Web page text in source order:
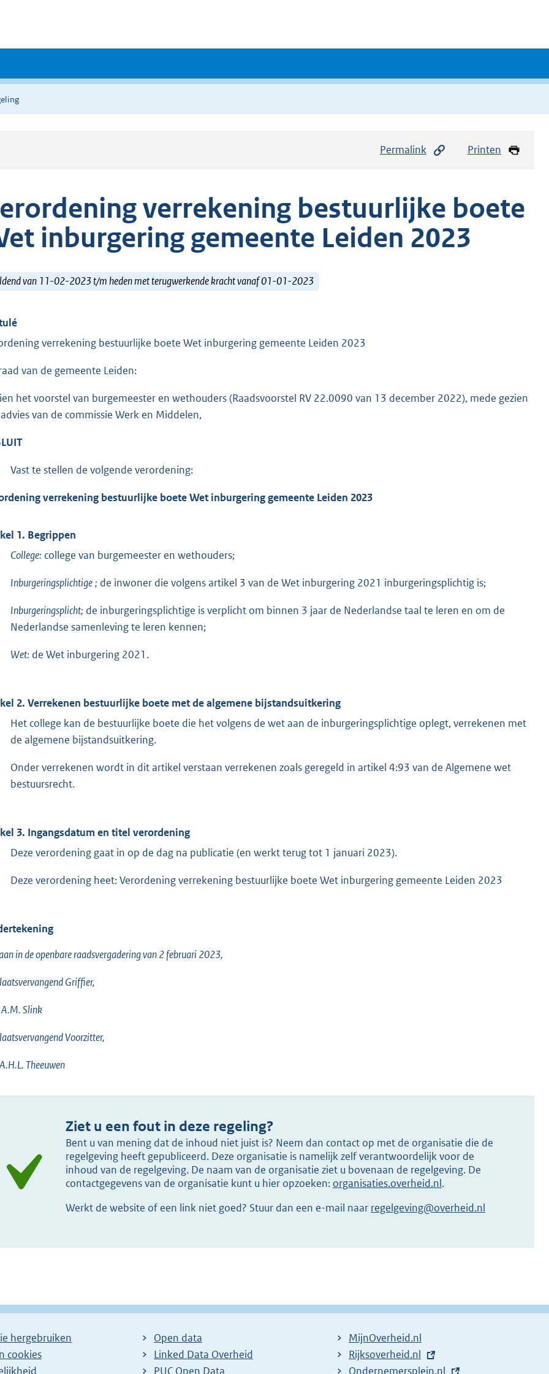
Permalink Printen
verrekening bestuurlijke boete
inburgering gemeente Leiden 2023
van 11-02-2023 t/m heden met terugwerkende kracht vanaf 01-01-2023
verrekening bestuurlijke boete Wet inburgering gemeente Leiden 2023
van de gemeente Leiden:
het voorstel van burgemeester en wethouders (Raadsvoorstel RV 22.0090 van 13 december 2022), mede gezien
van de commissie Werk en Middelen,
Vast te stellen de volgende verordening:
verrekening bestuurlijke boete Wet inburgering gemeente Leiden 2023
1. Begrippen
College: college van burgemeester en wethouders;
Inburgeringsplichtige; de inwoner die volgens artikel 3 van de Wet inburgering 2021 inburgeringsplichtig is;
Inburgeringsplicht; de inburgeringsplichtige is verplicht om binnen 3 jaar de Nederlandse taal te leren en om de
Nederlandse samenleving te leren kennen;
Wet: de Wet inburgering 2021.
2. Verrekenen bestuurlijke boete met de algemene bijstandsuitkering
Het college kan de bestuurlijke boete die het volgens de wet aan de inburgeringsplichtige oplegt, verrekenen met
de algemene bijstandsuitkering.
Onder verrekenen wordt in dit artikel verstaan verrekenen zoals geregeld in artikel 4:93 van de Algemene wet
bestuursrecht.
3. Ingangsdatum en titel verordening
Deze verordening gaat in op de dag na publicatie (en werkt terug tot 1 januari 2023).
Deze verordening heet: Verordening verrekening bestuurlijke boete Wet inburgering gemeente Leiden 2023
in de openbare raadsvergadering van 2 februari 2023,
Griffier,
Slink
Voorzitter,
Theeuwen
Ziet u een fout in deze regeling?
Bent u van mening dat de inhoud niet juist is? Neem dan contact op met de organisatie die de
regelgeving heeft gepubliceerd. Deze organisatie is namelijk zelf verantwoordelijk voor de
inhoud van de regelgeving. De naam van de organisatie ziet u bovenaan de regelgeving. De
contactgegevens van de organisatie kunt u hier opzoeken: organisaties.overheid.nl.
Werkt de website of een link niet goed? Stuur dan een e-mail naar regelgeving@overheid.nl
hergebruiken
cookies
Open data
Linked Data Overheid
PUC Open Data
MijnOverheid.nl
E
x
Rijksoverheid.nl
E
Ondernemersplein.nl